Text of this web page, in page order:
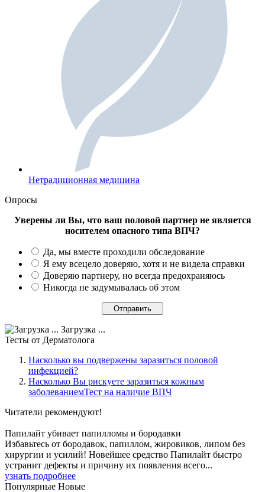
Нетрадиционная медицина
Опросы
Уверены ли Вы, что ваш половой партнер не является
носителем опасного типа ВПЧ?
Да, мы вместе проходили обследование
Я ему всецело доверяю, хотя и не видела справки
Доверяю партнеру, но всегда предохраняюсь
Никогда не задумывалась об этом
Загрузка ...
Тесты от Дерматолога
Насколько вы подвержены заразиться половой
инфекцией?
Насколько Вы рискуете заразиться кожным
заболеваниемТест на наличие ВПЧ
Читатели рекомендуют!
Папилайт убивает папилломы и бородавки
Избавьтесь от бородавок, папиллом, жировиков, липом без
хирургии и усилий! Новейшее средство Папилайт быстро
устранит дефекты и причину их появления всего...
узнать подробнее
Популярные Новые